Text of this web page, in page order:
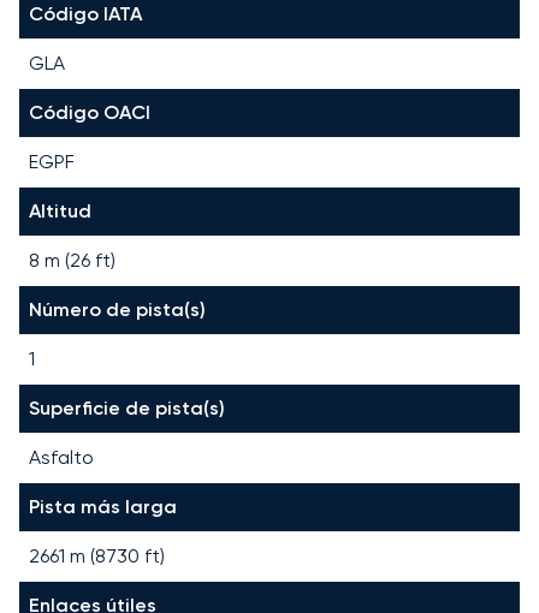
Código IATA
GLA
Código OACI
EGPF
Altitud
8 m (26 ft)
Número de pista(s)
1
Superficie de pista(s)
Asfalto
Pista más larga
2661 m (8730 ft)
Enlaces útiles